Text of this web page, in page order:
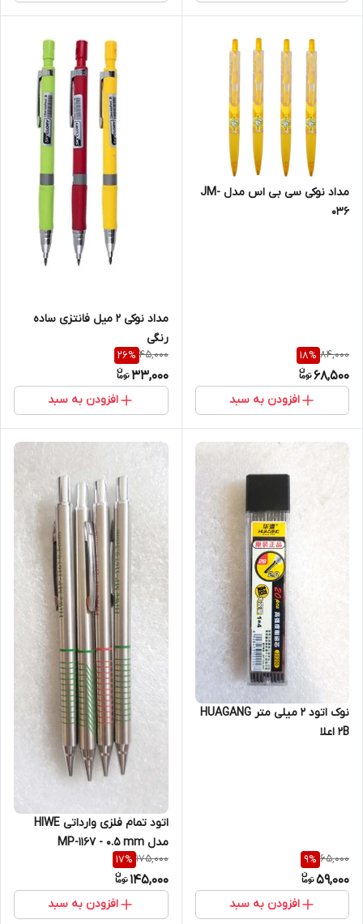
مداد نوکی سی بی اس مدل JM-
036
84,000
18%
68,500
افزودن به سبد
مداد نوکی 2 میل فانتزی ساده
رنگی
45,000
26%
33,000
افزودن به سبد
نوک اتود 2 میلی متر HUAGANG
2B اعلا
65,000
9%
59,000
افزودن به سبد
اتود تمام فلزی وارداتی HIWE
مدل MP-1167 - 0.5 mm
175,000
17%
145,000
افزودن به سبد